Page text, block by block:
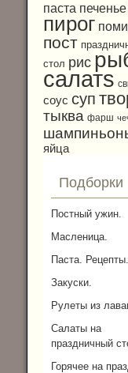
паста печенье
пирог
пост
стол рис
салатs
соус суп
тыква фарш
яйца
Подборки
Постный ужин.
Масленица.
Паста. Рецепты.
Закуски.
Рулеты из
Салаты на
праздничный
Горячее на